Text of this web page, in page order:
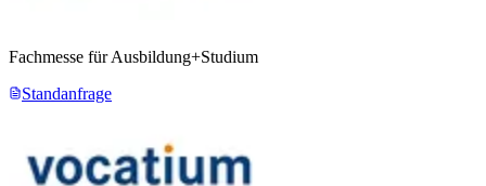
Fachmesse für Ausbildung+Studium
Standanfrage